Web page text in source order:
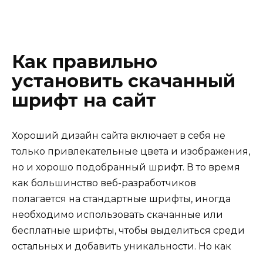
Как правильно
установить скачанный
шрифт на сайт
Хороший дизайн сайта включает в себя не
только привлекательные цвета и изображения,
но и хорошо подобранный шрифт. В то время
как большинство веб-разработчиков
полагается на стандартные шрифты, иногда
необходимо использовать скачанные или
бесплатные шрифты, чтобы выделиться среди
остальных и добавить уникальности. Но как